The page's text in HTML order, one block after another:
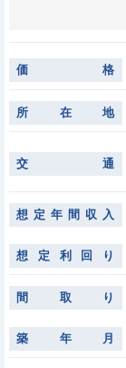
価 格
所 在 地
交 通
想 定 年 間 収 入
想 定 利 回 り
間 取 り
築 年 月